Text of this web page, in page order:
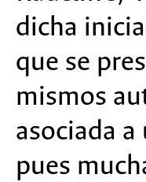
dicha
que se
mismos
asociada
pues